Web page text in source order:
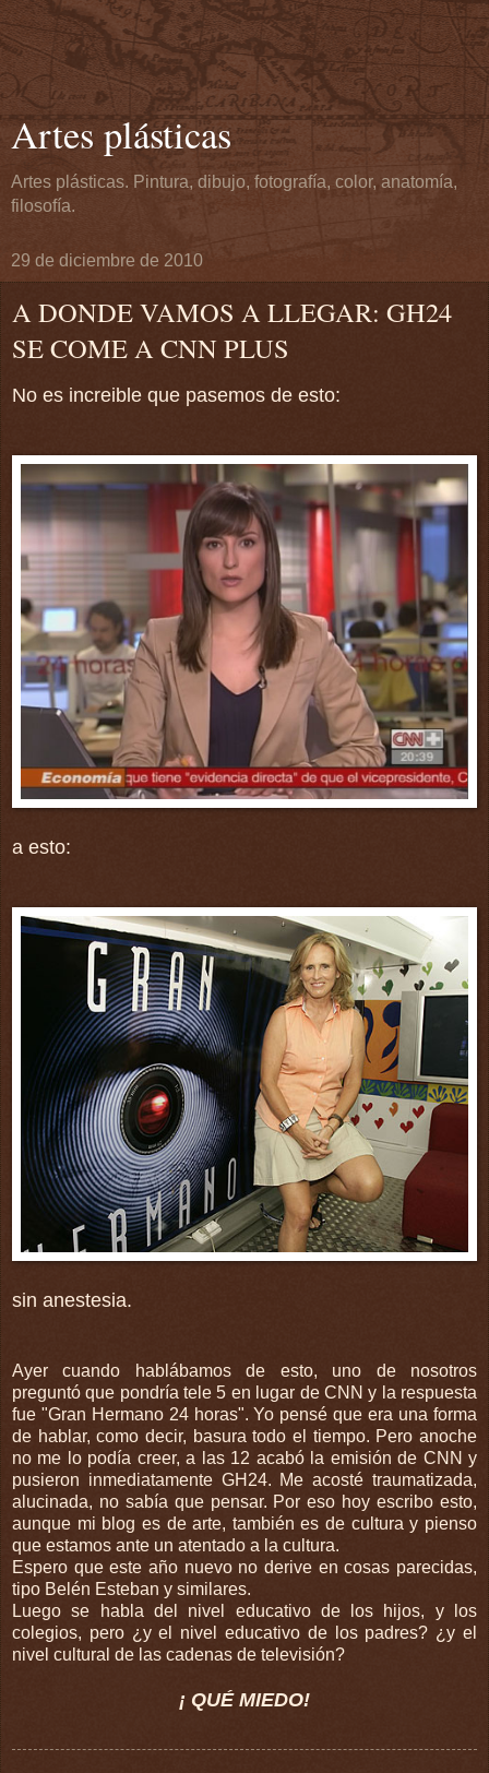
Artes plásticas
Artes plásticas. Pintura, dibujo, fotografía, color, anatomía,
filosofía.
29 de diciembre de 2010
A DONDE VAMOS A LLEGAR: GH24
SE COME A CNN PLUS
No es increible que pasemos de esto:
a esto:
sin anestesia.
Ayer cuando hablábamos de esto, uno de nosotros
preguntó que pondría tele 5 en lugar de CNN y la respuesta
fue "Gran Hermano 24 horas". Yo pensé que era una forma
de hablar, como decir, basura todo el tiempo. Pero anoche
no me lo podía creer, a las 12 acabó la emisión de CNN y
pusieron inmediatamente GH24. Me acosté traumatizada,
alucinada, no sabía que pensar. Por eso hoy escribo esto,
aunque mi blog es de arte, también es de cultura y pienso
que estamos ante un atentado a la cultura.
Espero que este año nuevo no derive en cosas parecidas,
tipo Belén Esteban y similares.
Luego se habla del nivel educativo de los hijos, y los
colegios, pero ¿y el nivel educativo de los padres? ¿y el
nivel cultural de las cadenas de televisión?
¡ QUÉ MIEDO!